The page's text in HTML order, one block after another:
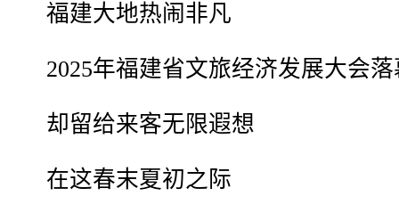
福建大地热闹非凡
2025年福建省文旅经济发展大会落
却留给来客无限遐想
在这春末夏初之际